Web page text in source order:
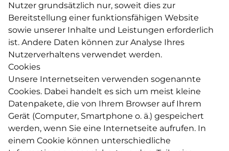
Nutzer grundsätzlich nur, soweit dies zur
Bereitstellung einer funktionsfähigen Website
sowie unserer Inhalte und Leistungen erforderlich
ist. Andere Daten können zur Analyse Ihres
Nutzerverhaltens verwendet werden.
Cookies
Unsere Internetseiten verwenden sogenannte
Cookies. Dabei handelt es sich um meist kleine
Datenpakete, die von Ihrem Browser auf Ihrem
Gerät (Computer, Smartphone o. ä.) gespeichert
werden, wenn Sie eine Internetseite aufrufen. In
einem Cookie können unterschiedliche